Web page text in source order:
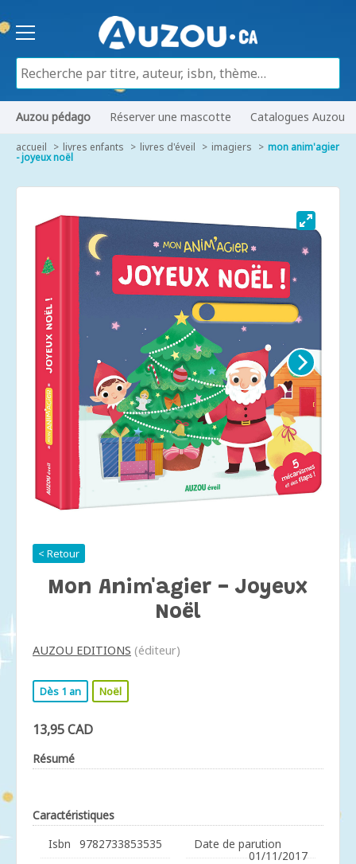
Auzou pédago Réserver une mascotte Catalogues Auzou
accueil livres enfants livres d'éveil imagiers mon anim'agier
- joyeux noël
< Retour
Mon Anim'agier - Joyeux
Noël
AUZOU EDITIONS (éditeur)
Dès 1 an Noël
13,95 CAD
Résumé
Caractéristiques
Isbn
9782733853535
Date de parution
01/11/2017